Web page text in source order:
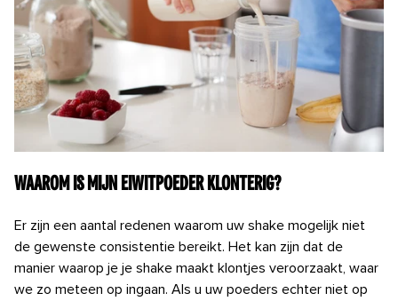
Waarom is mijn eiwitpoeder klonterig?
Er zijn een aantal redenen waarom uw shake mogelijk niet
de gewenste consistentie bereikt. Het kan zijn dat de
manier waarop je je shake maakt klontjes veroorzaakt, waar
we zo meteen op ingaan. Als u uw poeders echter niet op